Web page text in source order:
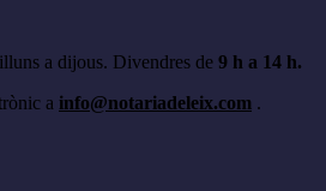
a dijous. Divendres de 9 h a 14 h.
a info@notariadeleix.com .